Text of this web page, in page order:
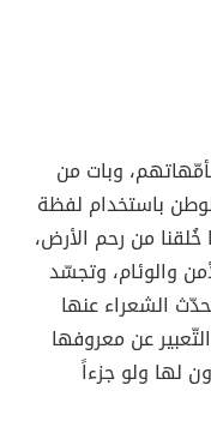
وبات من
باستخدام لفظة
خُلقنا من رحم الأرض،
والوئام، وتجسّد
الشعراء عنها
عن معروفها
لها ولو جزءاً